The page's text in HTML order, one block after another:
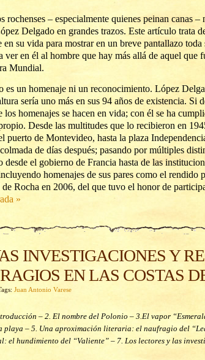
rochenses – especialmente quienes peinan canas
Delgado en grandes trazos. Este artículo trata
en su vida para mostrar en un breve pantallazo toda
ver en él al hombre que hay más allá de aquel que
Mundial.
es un homenaje ni un reconocimiento. López
sería uno más en sus 94 años de existencia. Si
los homenajes se hacen en vida; con él se ha
Desde las multitudes que lo recibieron en
puerto de Montevideo, hasta la plaza
de días después; pasando por múltiples
desde el gobierno de Francia hasta de las
homenajes de sus pares como el rendido
Rocha en 2006, del que tuvo el honor de
»
INVESTIGACIONES Y
EN LAS COSTAS
Juan Antonio Varese
– 2. El nombre del Polonio – 3.El vapor
playa – 5. Una aproximación literaria: el naufragio del
el hundimiento del “Valiente” – 7. Los lectores y las